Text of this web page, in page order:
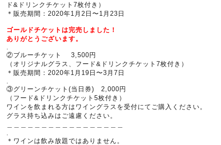
ド&ドリンクチケット7枚付き）
＊販売期間：2020年1月2日〜1月23日
ゴールドチケットは完売しました！
ありがとうございます。
.
②ブルーチケット 3,500円
（オリジナルグラス、フード&ドリンクチケット7枚付き）
＊販売期間：2020年1月19日〜3月7日
.
③グリーンチケット(当日券) 2,000円
（フード&ドリンクチケット5枚付き）
ワインを飲まれる方はワイングラスを受付にてご購入ください。
グラス持ち込みはご遠慮ください。
.
＊ワインは飲み放題ではありません。